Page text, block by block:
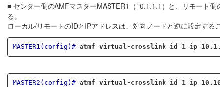
■ センター側のAMFマスターMASTER1（10.1.1.1）と、リモート
る。
ローカル/リモートのIDとIPアドレスは、対向ノードと逆に設定する
MASTER1(config)# atmf virtual-crosslink id 1 ip
MASTER2(config)# atmf virtual-crosslink id 1 ip